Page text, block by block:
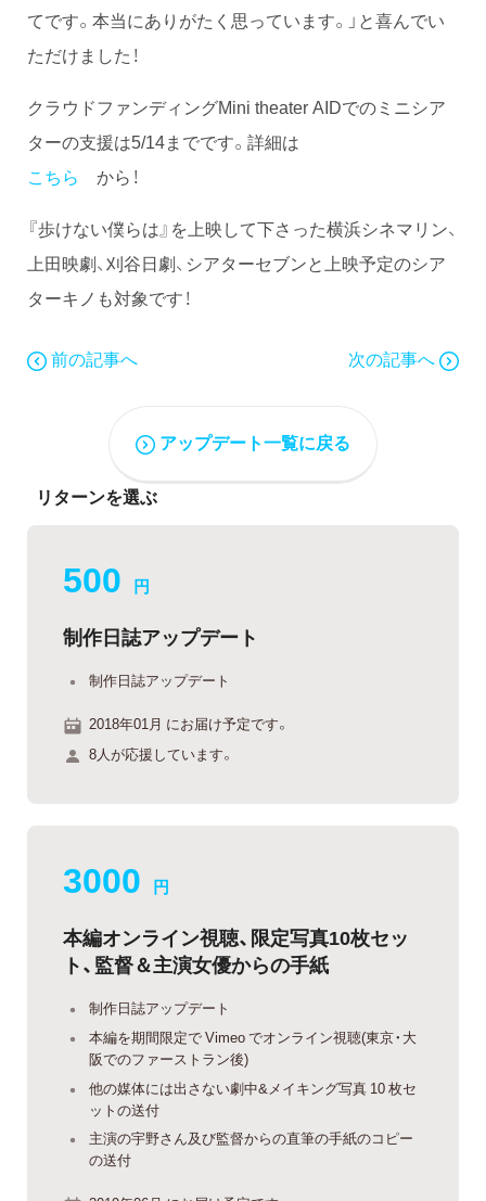
てです。本当にありがたく思っています。」と喜んでい
ただけました！
クラウドファンディングMini theater AIDでのミニシア
ターの支援は5/14までです。詳細は
こちら から！
『歩けない僕らは』を上映して下さった横浜シネマリン、
上田映劇、刈谷日劇、シアターセブンと上映予定のシア
ターキノも対象です！
前の記事へ 次の記事へ
アップデート一覧に戻る
リターンを選ぶ
500 円
制作日誌アップデート
制作日誌アップデート
2018年01月 にお届け予定です。
8人が応援しています。
3000 円
本編オンライン視聴、限定写真10枚セッ
ト、監督＆主演女優からの手紙
制作日誌アップデート
本編を期間限定で Vimeo でオンライン視聴(東京・大
阪でのファーストラン後)
他の媒体には出さない劇中&メイキング写真 10 枚セ
ットの送付
主演の宇野さん及び監督からの直筆の手紙のコピー
の送付